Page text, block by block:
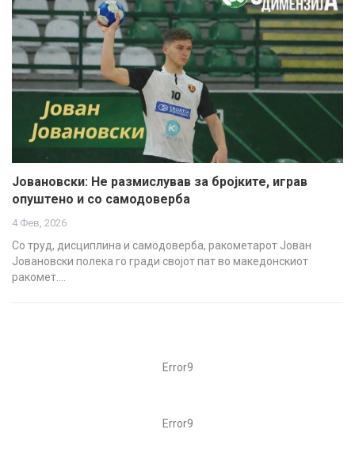
Јовановски: Не размислував за бројките, играв
опуштено и со самодоверба
4 Фев, 2026
Со труд, дисциплина и самодоверба, ракометарот Јован
Јовановски полека го гради својот пат во македонскиот
ракомет.…
Error9
Error9